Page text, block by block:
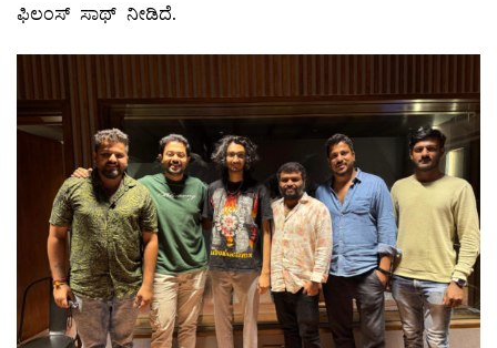
ಫಿಲಂಸ್ ಸಾಥ್ ನೀಡಿದೆ‌.